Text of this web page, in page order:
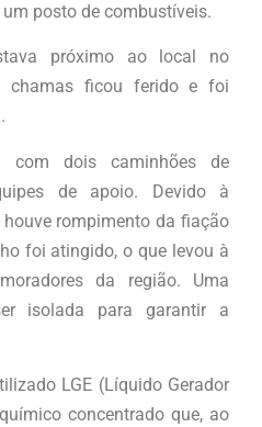
posto de combustíveis.
próximo ao local no
chamas ficou ferido e foi
com dois caminhões de
de apoio. Devido à
rompimento da fiação
foi atingido, o que levou à
da região. Uma
isolada para garantir a
LGE (Líquido Gerador
concentrado que, ao